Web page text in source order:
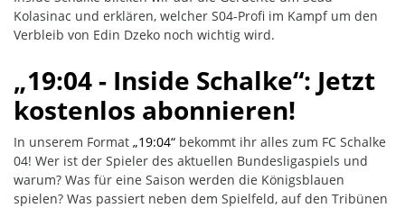
Kolasinac und erklären, welcher S04-Profi im Kampf um den
Verbleib von Edin Dzeko noch wichtig wird.
„19:04 - Inside Schalke“: Jetzt
kostenlos abonnieren!
In unserem Format „19:04“ bekommt ihr alles zum FC Schalke
04! Wer ist der Spieler des aktuellen Bundesligaspiels und
warum? Was für eine Saison werden die Königsblauen
spielen? Was passiert neben dem Spielfeld, auf den Tribünen